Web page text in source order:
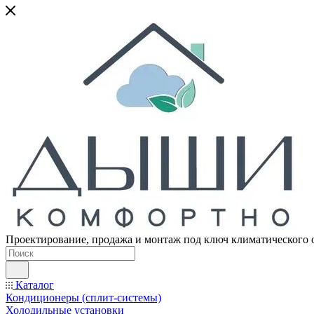
Проектирование, продажа и монтаж под ключ климатического
Каталог
Кондиционеры (сплит-системы)
Холодильные установки